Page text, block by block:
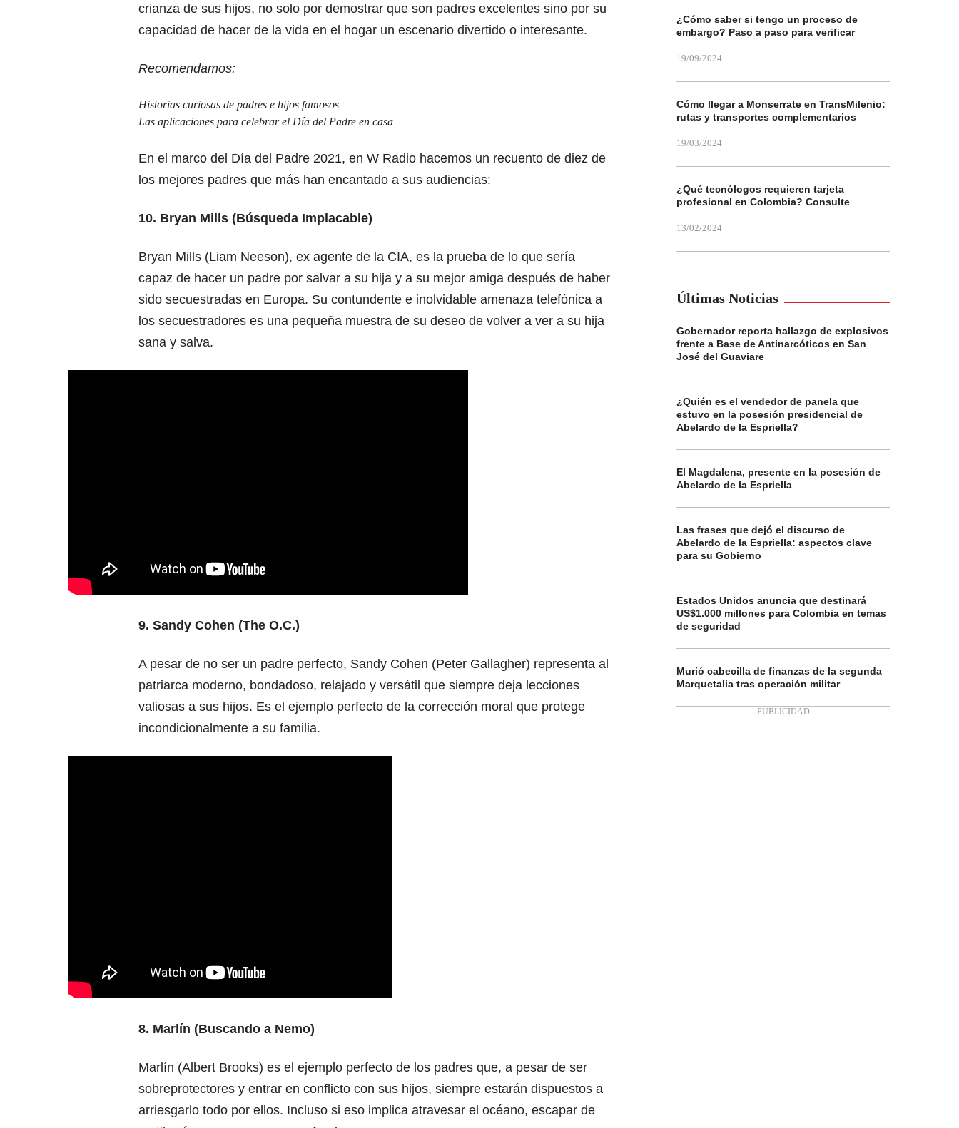
crianza de sus hijos, no solo por demostrar que son padres excelentes sino por su
capacidad de hacer de la vida en el hogar un escenario divertido o interesante.
Recomendamos:
Historias curiosas de padres e hijos famosos
Las aplicaciones para celebrar el Día del Padre en casa
En el marco del Día del Padre 2021, en W Radio hacemos un recuento de diez de
los mejores padres que más han encantado a sus audiencias:
10. Bryan Mills (Búsqueda Implacable)
Bryan Mills (Liam Neeson), ex agente de la CIA, es la prueba de lo que sería
capaz de hacer un padre por salvar a su hija y a su mejor amiga después de haber
sido secuestradas en Europa. Su contundente e inolvidable amenaza telefónica a
los secuestradores es una pequeña muestra de su deseo de volver a ver a su hija
sana y salva.
9. Sandy Cohen (The O.C.)
A pesar de no ser un padre perfecto, Sandy Cohen (Peter Gallagher) representa al
patriarca moderno, bondadoso, relajado y versátil que siempre deja lecciones
valiosas a sus hijos. Es el ejemplo perfecto de la corrección moral que protege
incondicionalmente a su familia.
8. Marlín (Buscando a Nemo)
Marlín (Albert Brooks) es el ejemplo perfecto de los padres que, a pesar de ser
sobreprotectores y entrar en conflicto con sus hijos, siempre estarán dispuestos a
arriesgarlo todo por ellos. Incluso si eso implica atravesar el océano, escapar de
¿Cómo saber si tengo un proceso de
embargo? Paso a paso para verificar
19/09/2024
Cómo llegar a Monserrate en TransMilenio:
rutas y transportes complementarios
19/03/2024
¿Qué tecnólogos requieren tarjeta
profesional en Colombia? Consulte
13/02/2024
Últimas Noticias
Gobernador reporta hallazgo de explosivos
frente a Base de Antinarcóticos en San
José del Guaviare
¿Quién es el vendedor de panela que
estuvo en la posesión presidencial de
Abelardo de la Espriella?
El Magdalena, presente en la posesión de
Abelardo de la Espriella
Las frases que dejó el discurso de
Abelardo de la Espriella: aspectos clave
para su Gobierno
Estados Unidos anuncia que destinará
US$1.000 millones para Colombia en temas
de seguridad
Murió cabecilla de finanzas de la segunda
Marquetalia tras operación militar